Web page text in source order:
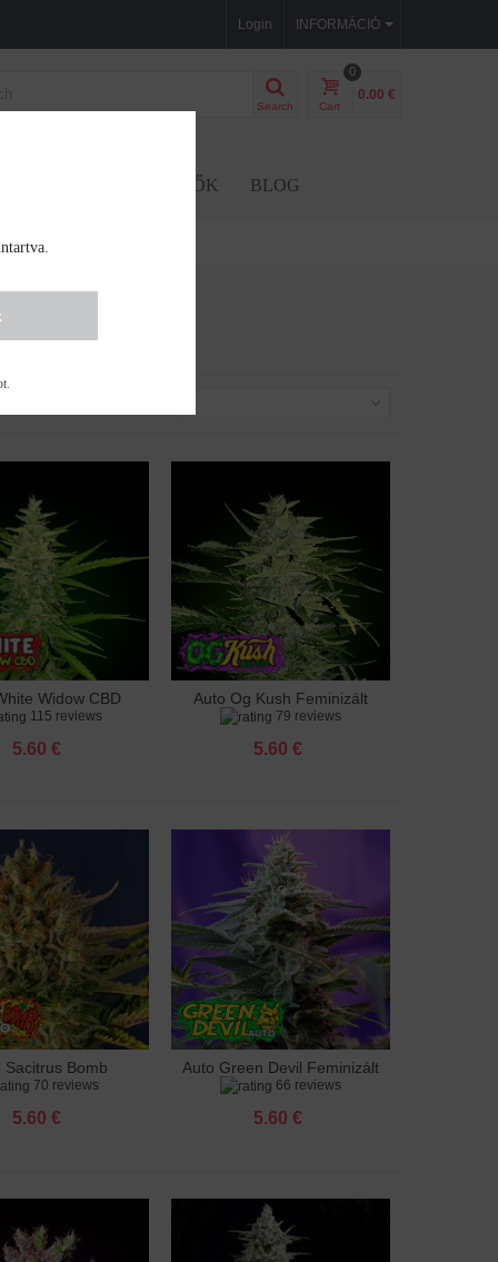
INFORMÁCIÓ
Login
Search Cart
0
0.00 €
KIEGÉSZÍTŐK BLOG
a kosárhoz
Widow CBD
Feminizált
115 reviews
5.60 €
Hozzáadás a kosárhoz
Auto Og Kush Feminizált
79 reviews
5.60 €
a kosárhoz
Sacitrus Bomb
Feminizált
70 reviews
5.60 €
Hozzáadás a kosárhoz
Auto Green Devil Feminizált
66 reviews
5.60 €
.